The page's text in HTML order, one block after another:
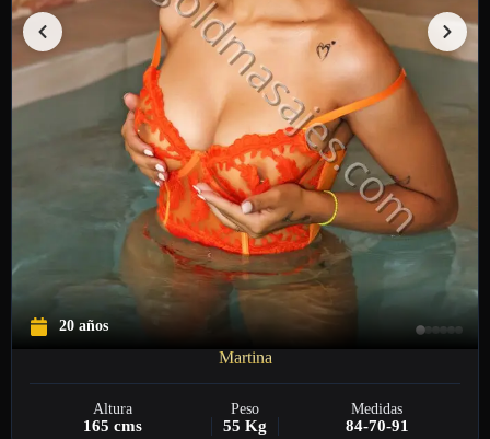
20 años
Martina
Altura Peso Medidas
165 cms 55 Kg 84-70-91